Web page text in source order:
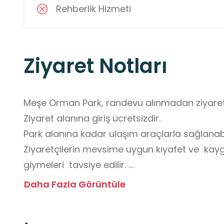
Rehberlik Hizmeti
Ziyaret Notları
Meşe Orman Park, randevu alınmadan
Ziyaret alanına giriş ücretsizdir.
Park alanına kadar ulaşım araçlarla
Ziyaretçilerin mevsime uygun kıyafet ve
giymeleri  tavsiye edilir.
Alerjisi olan ziyaretçiler, gerekli önlemleri
Daha Fazla Görüntüle